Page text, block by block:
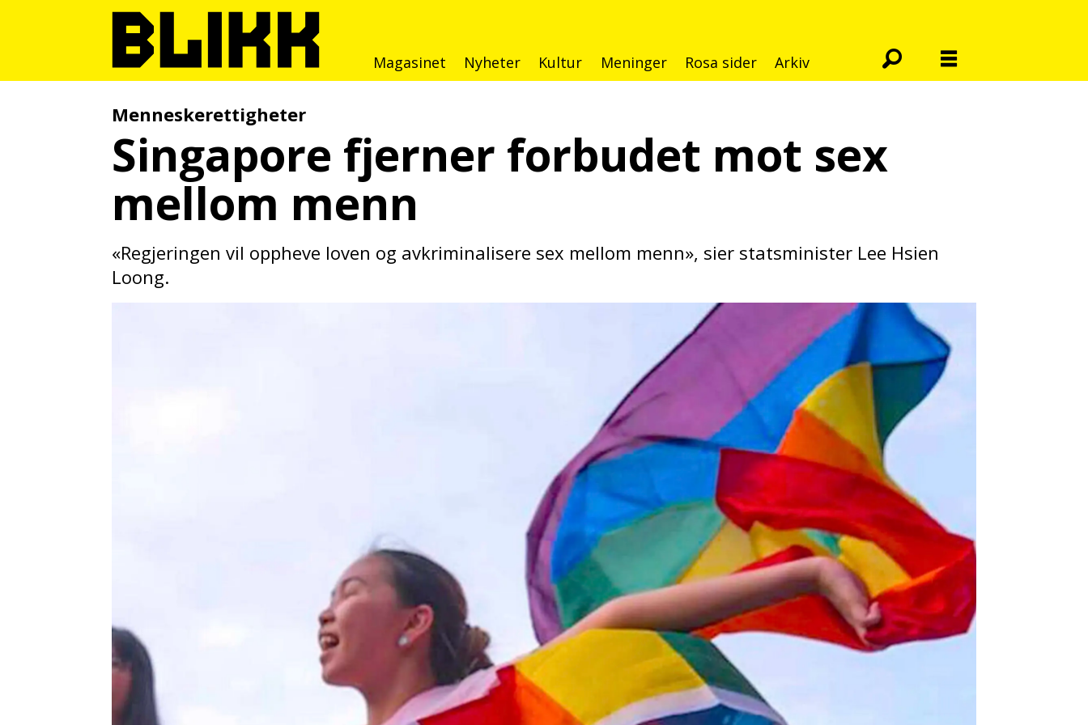
Magasinet Nyheter Kultur Meninger Rosa sider Arkiv
Menneskerettigheter
Singapore fjerner forbudet mot sex
mellom menn
«Regjeringen vil oppheve loven og avkriminalisere sex mellom menn», sier statsminister Lee Hsien
Loong.